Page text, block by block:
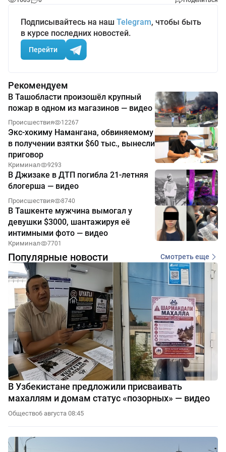
Подписывайтесь на наш Telegram, чтобы быть
в курсе последних новостей.
Перейти
Рекомендуем
В Ташобласти произошёл крупный
пожар в одном из магазинов — видео
Происшествия 12267
Экс-хокиму Намангана, обвиняемому
в получении взятки $60 тыс., вынесли
приговор
Криминал 9293
В Джизаке в ДТП погибла 21-летняя
блогерша — видео
Происшествия 8740
В Ташкенте мужчина вымогал у
девушки $3000, шантажируя её
интимными фото — видео
Криминал 7701
Популярные новости Смотреть еще
В Узбекистане предложили присваивать
махаллям и домам статус «позорных» — видео
Общество6 августа 08:45